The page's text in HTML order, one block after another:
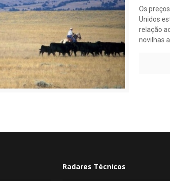
Os
Unidos
relação
novilhas
Radares Técnicos